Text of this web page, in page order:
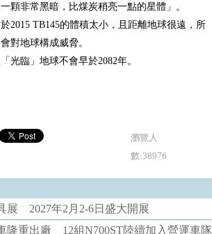
顆非常黑暗，比煤炭稍亮一點的星體」。
2015 TB145的體積太小，且距離地球很遠，所
對地球構成威脅。
光臨」地球不會早於2082年。
瀏覽人
數:38976
展 2027年2月2-6日盛大開展
隆重出廠 12組N700ST陸續加入營運車隊